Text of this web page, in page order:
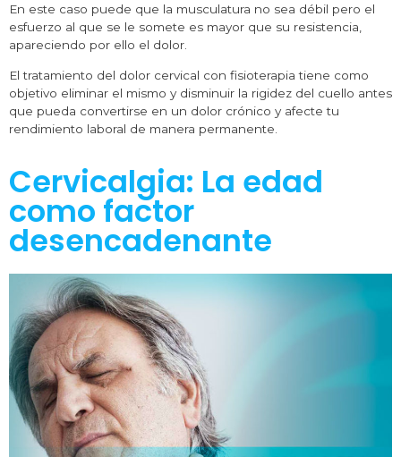
En este caso puede que la musculatura no sea débil pero el
esfuerzo al que se le somete es mayor que su resistencia,
apareciendo por ello el dolor.
El tratamiento del dolor cervical con fisioterapia tiene como
objetivo eliminar el mismo y disminuir la rigidez del cuello antes
que pueda convertirse en un dolor crónico y afecte tu
rendimiento laboral de manera permanente.
Cervicalgia: La edad
como factor
desencadenante